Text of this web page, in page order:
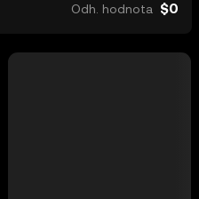
Odh. hodnota $0